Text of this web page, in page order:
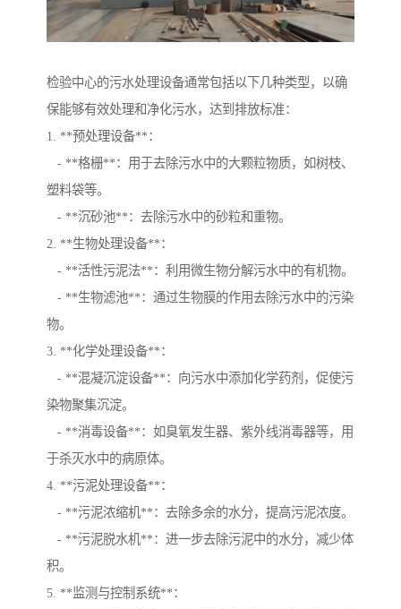
检验中心的污水处理设备通常包括以下几种类型，以确
保能够有效处理和净化污水，达到排放标准：
1. **预处理设备**：
- **格栅**：用于去除污水中的大颗粒物质，如树枝、
塑料袋等。
- **沉砂池**：去除污水中的砂粒和重物。
2. **生物处理设备**：
- **活性污泥法**：利用微生物分解污水中的有机物。
- **生物滤池**：通过生物膜的作用去除污水中的污染
物。
3. **化学处理设备**：
- **混凝沉淀设备**：向污水中添加化学药剂，促使污
染物聚集沉淀。
- **消毒设备**：如臭氧发生器、紫外线消毒器等，用
于杀灭水中的病原体。
4. **污泥处理设备**：
- **污泥浓缩机**：去除多余的水分，提高污泥浓度。
- **污泥脱水机**：进一步去除污泥中的水分，减少体
积。
5. **监测与控制系统**：